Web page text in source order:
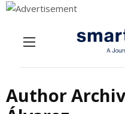
Author